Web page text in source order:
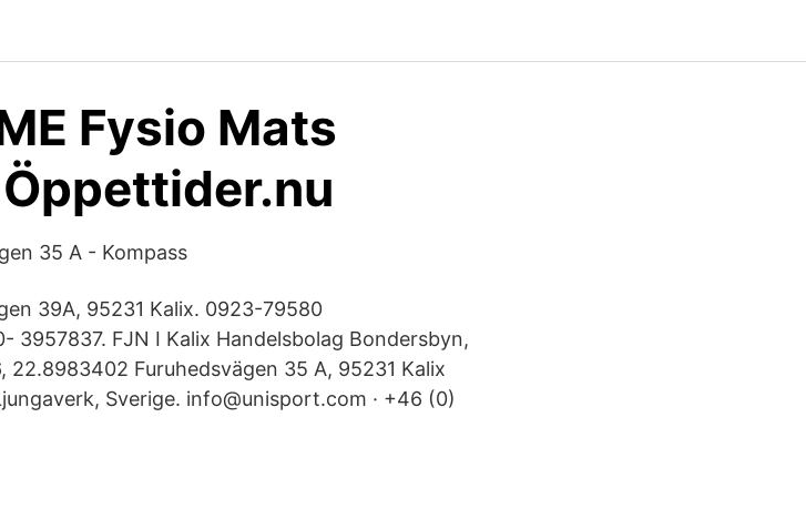
Fysio Mats
35 A - Kompass
39A, 95231 Kalix. 0923-79580
3957837. FJN I Kalix Handelsbolag Bondersbyn,
Furuhedsvägen 35 A, 95231 Kalix
Sverige. info@unisport.com · +46 (0)